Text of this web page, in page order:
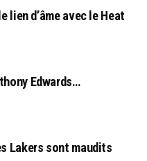
lien d’âme avec le Heat
Edwards…
Lakers sont maudits